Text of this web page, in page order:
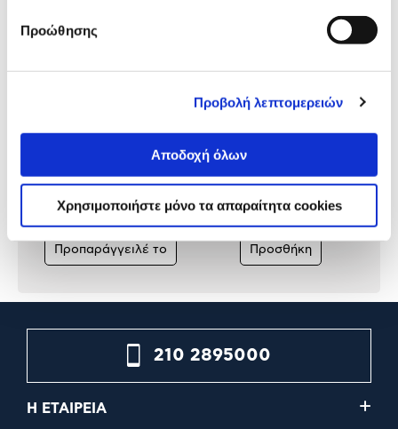
Προώθησης
Προβολή λεπτομερειών
Αποδοχή όλων
Χρησιμοποιήστε μόνο τα απαραίτητα cookies
79,90€
Προπαράγγειλέ το
Black Flag Resynced
59,90€
Προσθήκη
210 2895000
Η ΕΤΑΙΡΕΙΑ